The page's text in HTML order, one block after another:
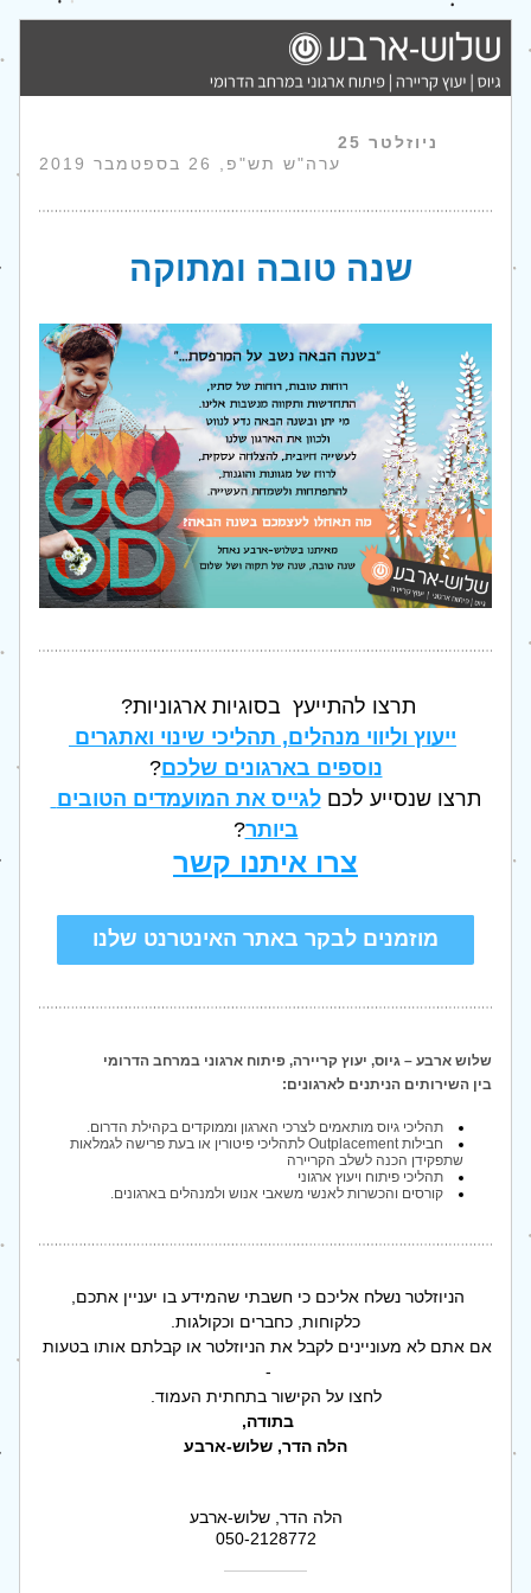
ניוזלטר 25
ערה"ש תש"פ,
26 בספטמבר 2019
שנה טובה ומתוקה
תרצו להתייעץ  בסוגיות ארגוניות?
נוספים בארגונים שלכם?
תרצו שנסייע לכם
ביותר?
צרו איתנו קשר
מוזמנים לבקר באתר האינטרנט שלנו
שלוש ארבע – גיוס, יעוץ קריירה, פיתוח ארגוני במרחב הדרומי
בין השירותים הניתנים לארגונים:
תהליכי גיוס מותאמים לצרכי הארגון וממוקדים בקהילת הדרום.
שתפקידן הכנה לשלב הקריירה
תהליכי פיתוח ויעוץ ארגוני
קורסים והכשרות לאנשי משאבי אנוש ולמנהלים בארגונים.
כלקוחות, כחברים וכקולגות.
-
לחצו על הקישור בתחתית העמוד.
בתודה,
הלה הדר, שלוש-ארבע
הלה הדר, שלוש-ארבע
050-2128772